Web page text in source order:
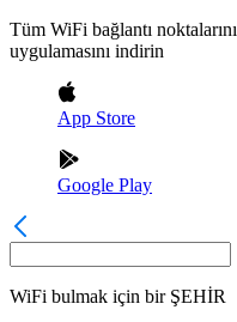
Tüm WiFi bağlantı
uygulamasını indirin
App Store
Google Play
WiFi bulmak için bir ŞEHİR